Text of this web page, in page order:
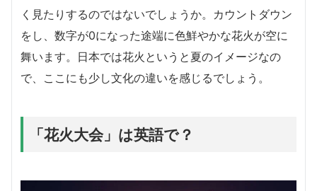
く見たりするのではないでしょうか。カウントダウン
をし、数字が0になった途端に色鮮やかな花火が空に
舞います。日本では花火というと夏のイメージなの
で、ここにも少し文化の違いを感じるでしょう。
「花火大会」は英語で？